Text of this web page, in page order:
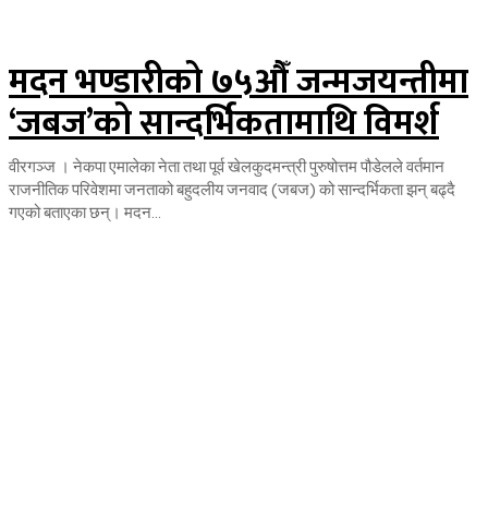
मदन भण्डारीको ७५औँ जन्मजयन्तीमा
‘जबज’को सान्दर्भिकतामाथि विमर्श
वीरगञ्ज । नेकपा एमालेका नेता तथा पूर्व खेलकुदमन्त्री पुरुषोत्तम पौडेलले वर्तमान
राजनीतिक परिवेशमा जनताको बहुदलीय जनवाद (जबज) को सान्दर्भिकता झन् बढ्दै
गएको बताएका छन्। मदन...